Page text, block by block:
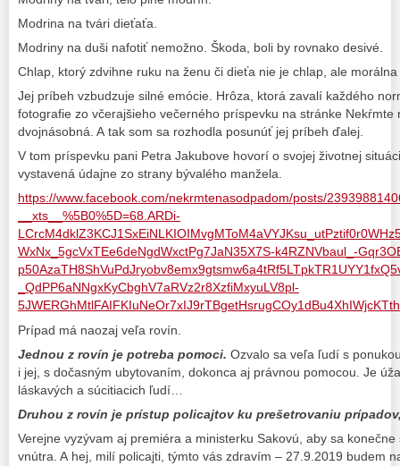
Modrina na tvári dieťaťa.
Modriny na duši nafotiť nemožno. Škoda, boli by rovnako desivé.
Chlap, ktorý zdvihne ruku na ženu či dieťa nie je chlap, ale
Jej príbeh vzbudzuje silné emócie. Hrôza, ktorá zavalí každého
fotografie zo včerajšieho večerného príspevku na stránke Nekŕmte
dvojnásobná. A tak som sa rozhodla posunúť jej príbeh ďalej.
V tom príspevku pani Petra Jakubove hovorí o svojej životnej
vystavená údajne zo strany bývalého manžela.
https://www.facebook.com/nekrmtenasodpadom/posts/
__xts__%5B0%5D=68.ARDi-
WxNx_5gcVxTEe6deNgdWxctPg7JaN35X7S-k4RZNVbaul_-
_QdPP6aNNgxKyCbghV7aRVz2r8XzfiMxyuLV8pl-
Prípad má naozaj veľa rovín.
Jednou z rovín je potreba pomoci. Ozvalo sa veľa ľudí s
i jej, s dočasným ubytovaním, dokonca aj právnou pomocou. Je
láskavých a súcitiacich ľudí…
Druhou z rovín je prístup policajtov ku prešetrovaniu
Verejne vyzývam aj premiéra a ministerku Sakovú, aby sa
vnútra. A hej, milí policajti, týmto vás zdravím – 27.9.2019 budem